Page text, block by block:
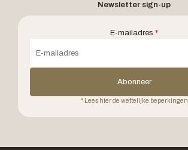
Newsletter sign-up
E-mailadres *
Abonneer
* Lees hier de wettelijke beperkingen